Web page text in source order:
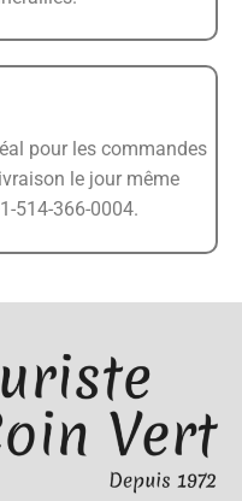
pour les commandes
le jour même
514-366-0004.